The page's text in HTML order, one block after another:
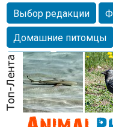
Выбор редакции
Домашние питомцы
Собаки
Морда
Собачка
Насекомое
Коты